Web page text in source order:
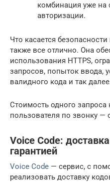
комбинация уже на
авторизации.
Что касается
также все отлично. Она
использования HTTPS,
запросов, попыток ввода,
валидного кода и так
Стоимость одного
пользователя по звонку —
Voice Code:
гарантией
Voice Code — сервис, с
реализовать доставку